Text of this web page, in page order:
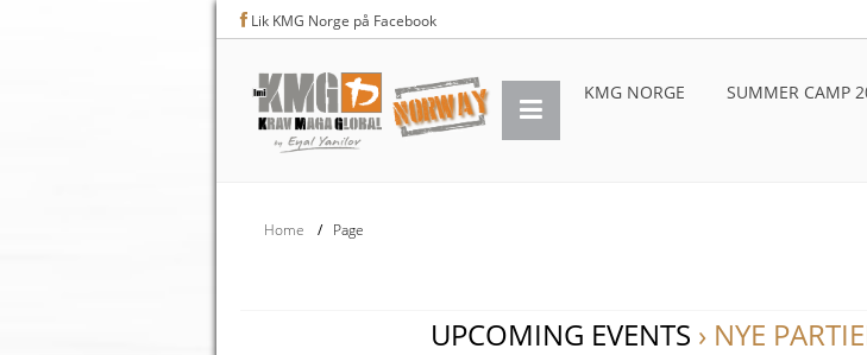
Lik KMG Norge på Facebook
KMG NORGE SUMMER CAMP
Home / Page
UPCOMING EVENTS › NYE